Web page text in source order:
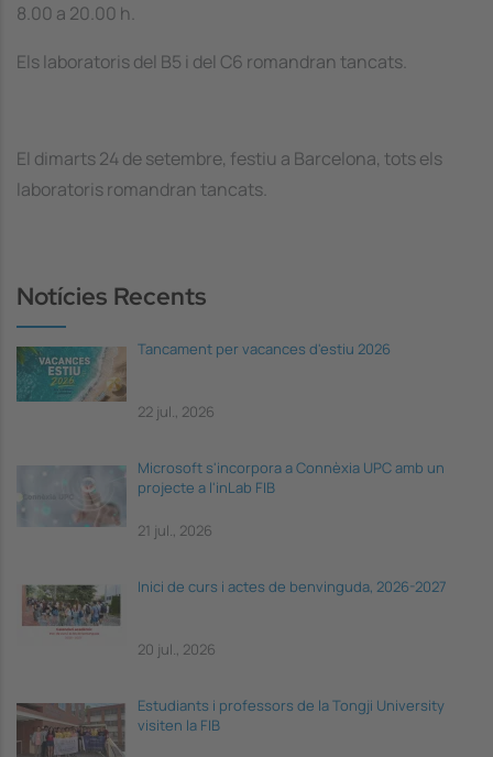
8.00 a 20.00 h.
Els laboratoris del B5 i del C6 romandran tancats.
El dimarts 24 de setembre, festiu a Barcelona, tots els
laboratoris romandran tancats.
Notícies Recents
Tancament per vacances d'estiu 2026
22 jul., 2026
Microsoft s'incorpora a Connèxia UPC amb un
projecte a l'inLab FIB
21 jul., 2026
Inici de curs i actes de benvinguda, 2026-2027
20 jul., 2026
Estudiants i professors de la Tongji University
visiten la FIB